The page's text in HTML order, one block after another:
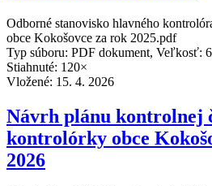
Odborné stanovisko hlavného
obce Kokošovce za rok 2025.pdf
Typ súboru: PDF dokument, Veľkosť:
Stiahnuté: 120×
Vložené: 15. 4. 2026
Návrh plánu kontrolnej
kontrolórky obce
2026